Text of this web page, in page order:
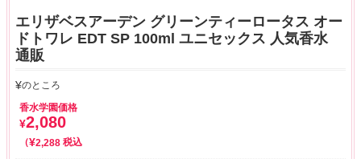
エリザベスアーデン グリーンティーロータス オー
ドトワレ EDT SP 100ml ユニセックス 人気香水
通販
¥のところ
香水学園価格
¥2,080
¥2,288 税込